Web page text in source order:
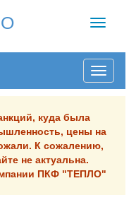
Toggle
куда была
цены на
К сожалению,
не актуальна.
ПКФ "ТЕПЛО"